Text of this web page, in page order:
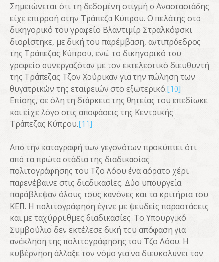
Σημειώνεται ότι τη δεδομένη στιγμή ο Αναστασιάδης
είχε επιρροή στην Τράπεζα Κύπρου. Ο πελάτης στο
δικηγορικό του γραφείο Βλαντιμίρ Στραλκόφσκι
διορίστηκε, με δική του παρέμβαση, αντιπρόεδρος
της Τράπεζας Κύπρου, ενώ το δικηγορικό του
γραφείο συνεργαζόταν με τον εκτελεστικό διευθυντή
της Τράπεζας Τζον Χούρικαν για την πώληση των
θυγατρικών της εταιρειών στο εξωτερικό.[10]
Επίσης, σε όλη τη διάρκεια της θητείας του επεδίωκε
και είχε λόγο στις αποφάσεις της Κεντρικής
Τράπεζας Κύπρου.[11]
Από την καταγραφή των γεγονότων προκύπτει ότι
από τα πρώτα στάδια της διαδικασίας
πολιτογράφησης του Τζο Λόου ένα αόρατο χέρι
παρενέβαινε στις διαδικασίες. Δύο υπουργεία
παράβλεψαν όλους τους κανόνες και τα κριτήρια του
ΚΕΠ. Η πολιτογράφηση έγινε με ψευδείς παραστάσεις
και με ταχύρρυθμες διαδικασίες. Το Υπουργικό
Συμβούλιο δεν εκτέλεσε δική του απόφαση για
ανάκληση της πολιτογράφησης του Τζο Λόου. Η
κυβέρνηση άλλαξε τον νόμο για να διευκολύνει τον